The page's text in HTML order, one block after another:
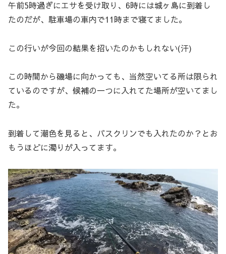
午前5時過ぎにエサを受け取り、6時には城ヶ島に到着し
たのだが、駐車場の車内で11時まで寝てました。
この行いが今回の結果を招いたのかもしれない(汗)
この時間から磯場に向かっても、当然空いてる所は限られ
ているのですが、候補の一つに入れてた場所が空いてまし
た。
到着して潮色を見ると、バスクリンでも入れたのか？とお
もうほどに濁りが入ってます。